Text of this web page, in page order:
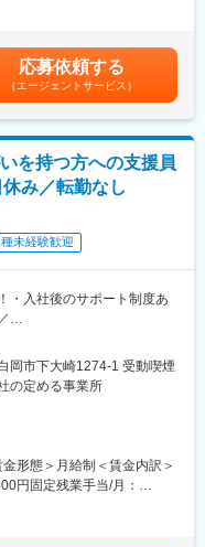
です。また2026年4月にグ
と、グループ初の児童発達
園運営だけでなく、新しい
目指しています。
育も行っています。
・アルバイト6名が在籍し
年齢層の方が活躍しており
上下する可能性がありま
記です。
応募依頼する
（エージェントサービス）
を持つ方への支援員
み／転勤なし
未経験歓迎
・入社後のサポート制度あ
し、障がい者の方に自ら
っていることを実感頂き、
境づくりに取り組んでいま
してご活躍頂きます。先
ート！未経験の方でも丁寧
募下さい。
岡市下大崎1274-1 受動喫煙
の定める事業所
形態＞月給制＜賃金内訳＞
円固定残業手当/月：